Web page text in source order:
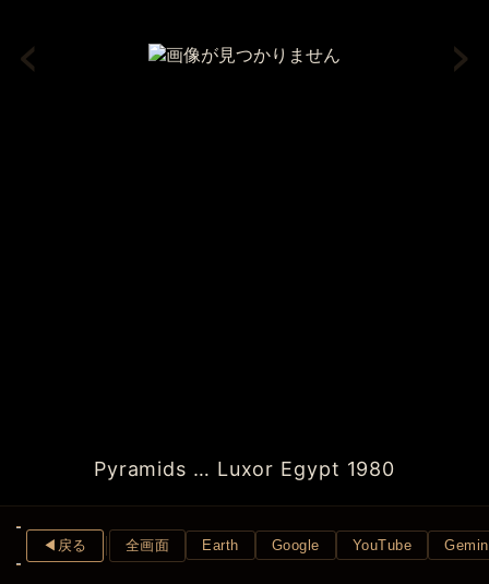
‹
Pyramids … Luxor Egypt 1980
›
◀︎戻る 全画面 Earth Google YouTube